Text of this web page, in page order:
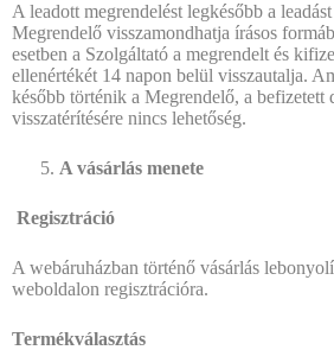
A leadott megrendelést legkésőbb a
Megrendelő visszamondhatja írásos
esetben a Szolgáltató a megrendelt és
ellenértékét 14 napon belül visszautalja.
később történik a Megrendelő, a befizetett
visszatérítésére nincs lehetőség.
A vásárlás menete
Regisztráció
A webáruházban történő vásárlás
weboldalon regisztrációra.
Termékválasztás